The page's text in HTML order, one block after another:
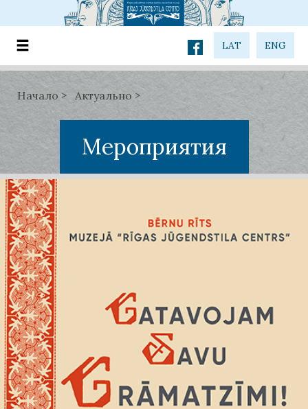
LAT ENG
Начало Актуально
Мероприятия